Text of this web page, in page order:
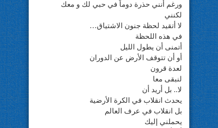
ورغم أنني حذرة دوماً في حبي لك و معك
لكنني
لا أتقيد لحظة جنون الاشتياق…
في هذه اللحظة
أتمنى أن يطول الليل
أو أن تتوقف الأرض عن الدوران
لعدة قرون
لنبقى معا
لا.. بل أريد أن
يحدث انقلاب في الكرة الأرضية
بل انقلاب في عرف العالم
يحملني إليك